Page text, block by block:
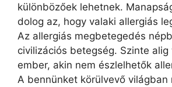
különbözőek lehetnek.
dolog az, hogy valaki allergiás
Az allergiás megbetegedés
civilizációs betegség. Szinte alig
ember, akin nem észlelhetők
A bennünket körülvevő világban